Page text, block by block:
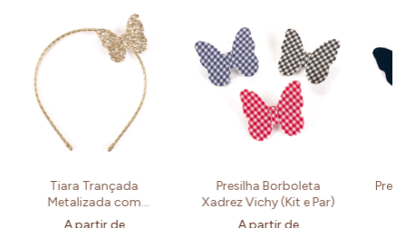
Tiara Trançada
Metalizada com
Borboleta 3 em 1 (Un)
Presilha Borboleta
Xadrez Vichy (Kit e Par)